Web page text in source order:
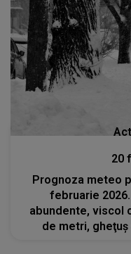
20
Prognoza meteo
februarie
abundente, viscol
de metri,